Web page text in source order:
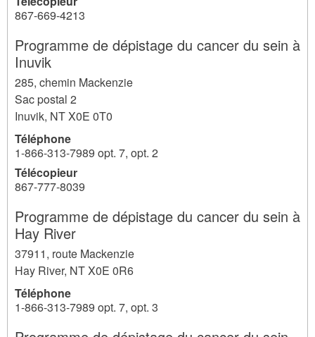
867-669-4213
Programme de dépistage du cancer du sein à
Inuvik
285, chemin Mackenzie
Sac postal 2
Inuvik, NTX0E 0T0
Téléphone
1-866-313-7989 opt. 7, opt. 2
Télécopieur
867-777-8039
Programme de dépistage du cancer du sein à
Hay River
37911, route Mackenzie
Hay River, NTX0E 0R6
Téléphone
1-866-313-7989 opt. 7, opt. 3